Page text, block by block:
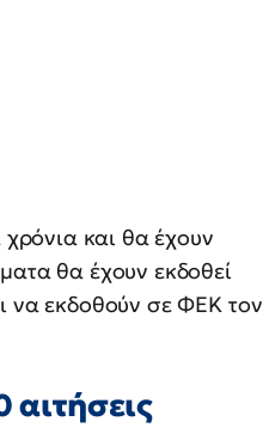
χρόνια και θα έχουν
θα έχουν εκδοθεί
να εκδοθούν σε ΦΕΚ τον